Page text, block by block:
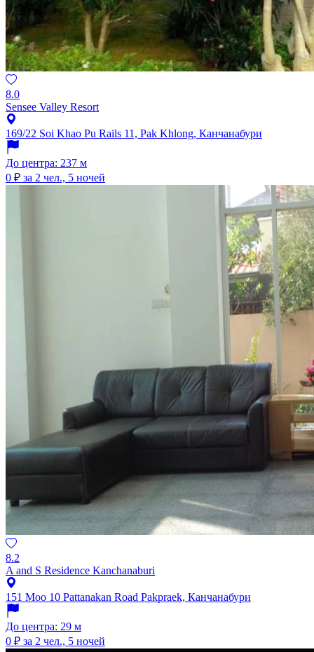
8.0
Sensee Valley Resort
169/22 Soi Khao Pu Rails 11, Pak Khlong, Канчанабури
До центра: 237 м
0 ₽ за 2 чел., 5 ночей
8.2
A and S Residence Kanchanaburi
151 Moo 10 Pattanakan Road Pakpraek, Канчанабури
До центра: 29 м
0 ₽ за 2 чел., 5 ночей